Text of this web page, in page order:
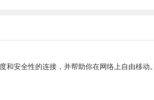
安全性的连接，并帮助你在网络上自由移动。